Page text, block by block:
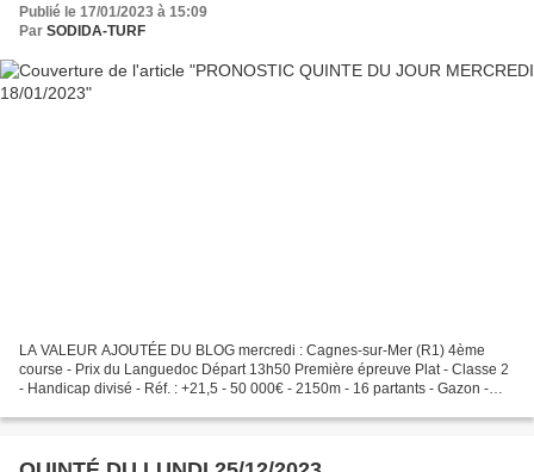
Publié le 17/01/2023 à 15:09
Par SODIDA-TURF
LA VALEUR AJOUTÉE DU BLOG mercredi : Cagnes-sur-Mer (R1) 4ème
course - Prix du Languedoc Départ 13h50 Première épreuve Plat - Classe 2
- Handicap divisé - Réf. : +21,5 - 50 000€ - 2150m - 16 partants - Gazon -